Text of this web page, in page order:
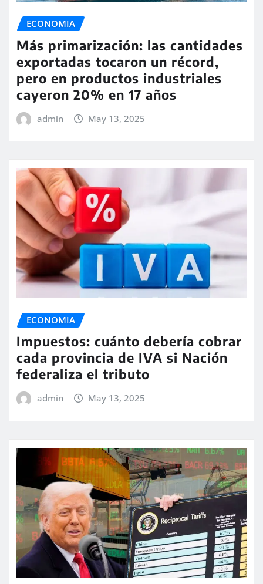
ECONOMIA
Más primarización: las cantidades
exportadas tocaron un récord,
pero en productos industriales
cayeron 20% en 17 años
admin May 13, 2025
ECONOMIA
Impuestos: cuánto debería cobrar
cada provincia de IVA si Nación
federaliza el tributo
admin May 13, 2025